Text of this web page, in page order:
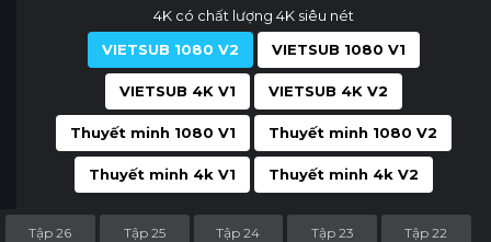
4K có chất lượng 4K siêu nét
VIETSUB 1080 V2
VIETSUB 1080 V1
VIETSUB 4K V1 VIETSUB 4K V2
Thuyết minh 1080 V1 Thuyết minh 1080 V2
Thuyết minh 4k V1 Thuyết minh 4k V2
Tập 26 Tập 25 Tập 24 Tập 23 Tập 22